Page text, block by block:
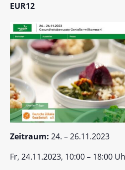
EUR12
Zeitraum: 24. – 26.11.2023
Fr, 24.11.2023, 10:00 – 18:00